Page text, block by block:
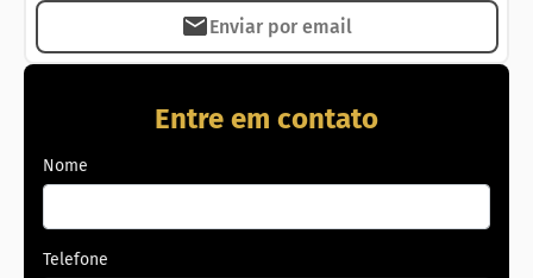
Enviar por email
Entre em contato
Nome
Telefone